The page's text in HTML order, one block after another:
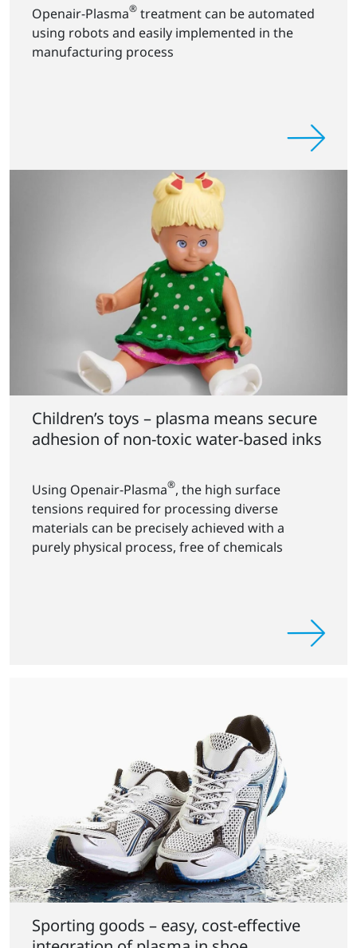
Openair-Plasma® treatment can be automated
using robots and easily implemented in the
manufacturing process
Children’s toys – plasma means secure
adhesion of non-toxic water-based inks
Using Openair-Plasma®, the high surface
tensions required for processing diverse
materials can be precisely achieved with a
purely physical process, free of chemicals
Sporting goods – easy, cost-effective